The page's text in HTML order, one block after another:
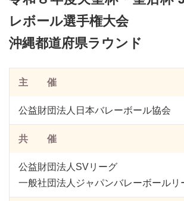
レボール選手権大会
沖縄都道府県ラウンド
主 催
公益財団法人日本バレーボール協会
共 催
公益財団法人SVリーグ
一般社団法人ジャパンバレーボールリ